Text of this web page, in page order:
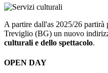
A partire dall'as 2025/26 partirà
Treviglio (BG) un nuovo
culturali e dello spettacolo.
OPEN DAY